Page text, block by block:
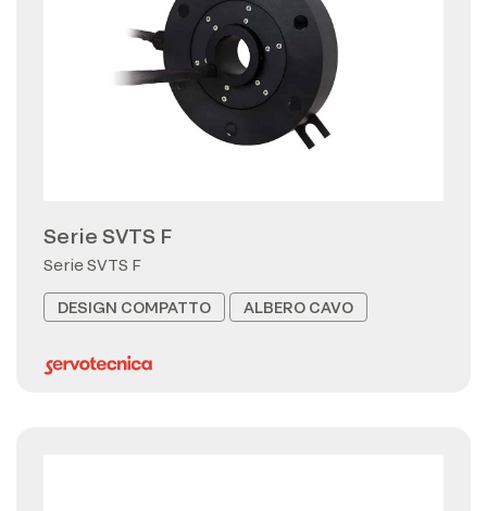
Serie SVTS F
Serie SVTS F
DESIGN COMPATTO ALBERO CAVO